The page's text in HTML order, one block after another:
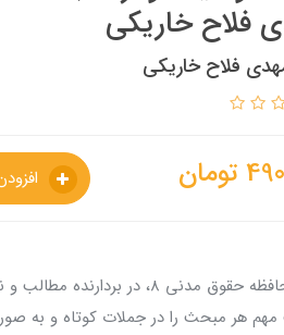
فلاح خاریکی
فلاح خاریکی
تومان
کمک حافظه حقوق مدنی 8، در
مهم هر مبحث را در جملات کوتاه و به